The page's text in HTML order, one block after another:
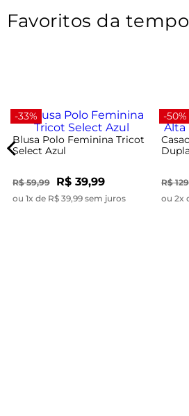
Favoritos da
-33%
Blusa Polo Feminina Tricot
Select Azul
R$ 59,99 R$ 39,99
ou 1x de R$ 39,99 sem juros
-50%
R$
ou 2x